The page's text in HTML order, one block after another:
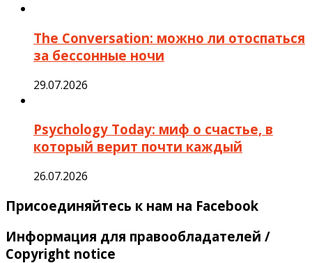
The Conversation: можно ли отоспаться
за бессонные ночи
29.07.2026
Psychology Today: миф о счастье, в
который верит почти каждый
26.07.2026
Присоединяйтесь к нам на Facebook
Информация для правообладателей /
Copyright notice